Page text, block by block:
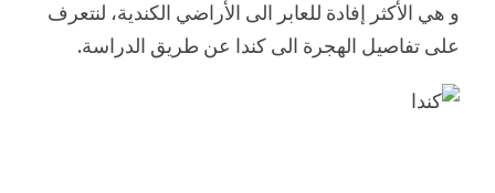
و هي الأكثر إفادة للعابر الى الأراضي الكندية، لنتعرف
على تفاصيل الهجرة الى كندا عن طريق الدراسة.